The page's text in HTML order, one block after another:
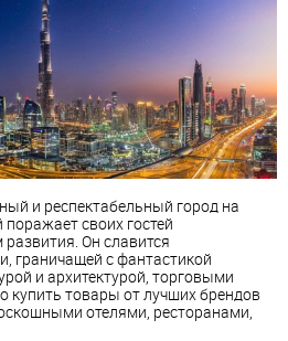
и респектабельный город на
своих гостей
Он славится
граничащей с фантастикой
и архитектурой, торговыми
купить товары от лучших брендов
отелями, ресторанами,